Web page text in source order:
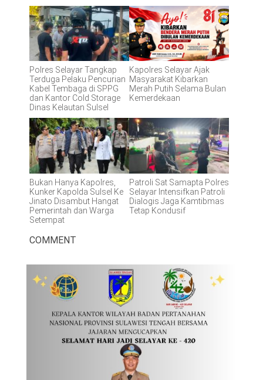
Polres Selayar Tangkap
Terduga Pelaku Pencurian
Kabel Tembaga di SPPG
dan Kantor Cold Storage
Dinas Kelautan Sulsel
Kapolres Selayar Ajak
Masyarakat Kibarkan
Merah Putih Selama Bulan
Kemerdekaan
Bukan Hanya Kapolres,
Kunker Kapolda Sulsel Ke
Jinato Disambut Hangat
Pemerintah dan Warga
Setempat
Patroli Sat Samapta Polres
Selayar Intensifkan Patroli
Dialogis Jaga Kamtibmas
Tetap Kondusif
COMMENT